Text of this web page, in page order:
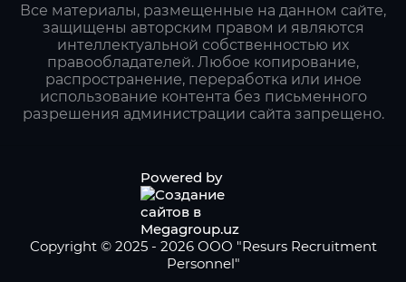
Все материалы, размещенные на данном сайте,
защищены авторским правом и являются
интеллектуальной собственностью их
правообладателей. Любое копирование,
распространение, переработка или иное
использование контента без письменного
разрешения администрации сайта запрещено.
Powered by
Copyright © 2025 - 2026 ООО "Resurs Recruitment
Personnel"